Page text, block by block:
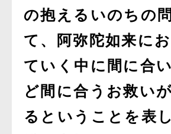
の抱えるいのちの
て、阿弥陀如来に
ていく中に間に合
ど間に合うお救い
るということを表